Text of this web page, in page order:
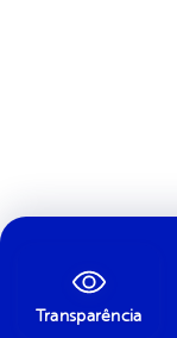
Transparência